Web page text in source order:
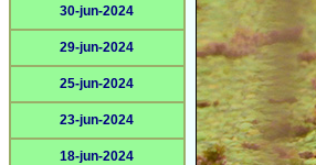
30-jun-2024
29-jun-2024
25-jun-2024
23-jun-2024
18-jun-2024